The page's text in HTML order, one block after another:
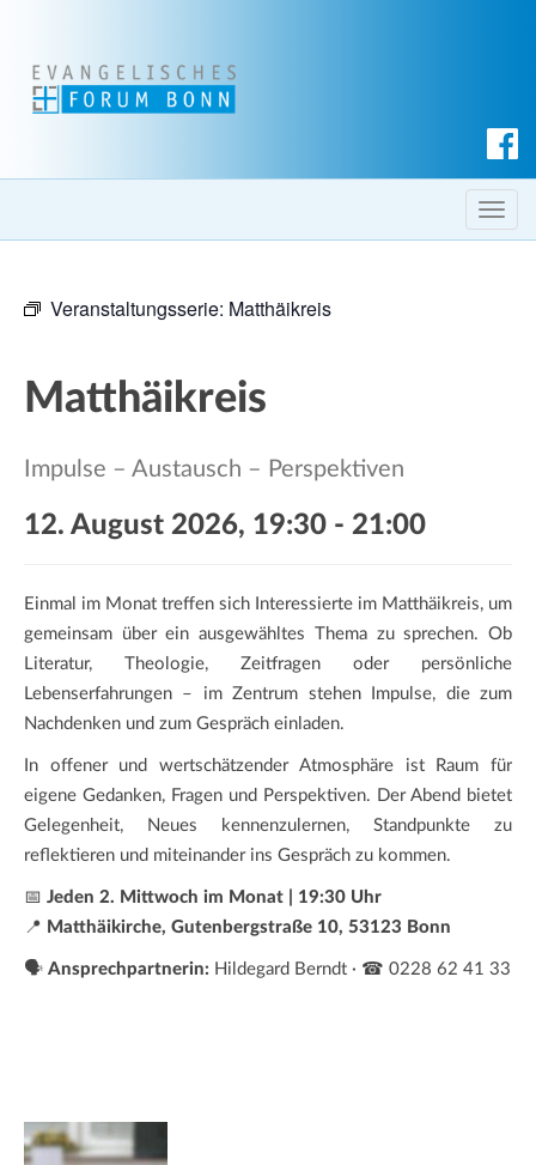
c
h T
o
i
o
n
Veranstaltungsserie: Matthäikreis
Matthäikreis
Impulse – Austausch – Perspektiven
12. August 2026, 19:30 - 21:00
Einmal im Monat treffen sich Interessierte im Matthäikreis, um
gemeinsam über ein ausgewähltes Thema zu sprechen. Ob
Literatur, Theologie, Zeitfragen oder persönliche
Lebenserfahrungen – im Zentrum stehen Impulse, die zum
Nachdenken und zum Gespräch einladen.
In offener und wertschätzender Atmosphäre ist Raum für
eigene Gedanken, Fragen und Perspektiven. Der Abend bietet
Gelegenheit, Neues kennenzulernen, Standpunkte zu
reflektieren und miteinander ins Gespräch zu kommen.
📅 Jeden 2. Mittwoch im Monat | 19:30 Uhr
📍 Matthäikirche, Gutenbergstraße 10, 53123 Bonn
🗣️ Ansprechpartnerin: Hildegard Berndt · ☎ 0228 62 41 33